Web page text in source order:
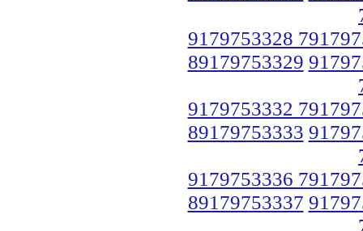
9179753328
89179753329
9179753332
89179753333
9179753336
89179753337